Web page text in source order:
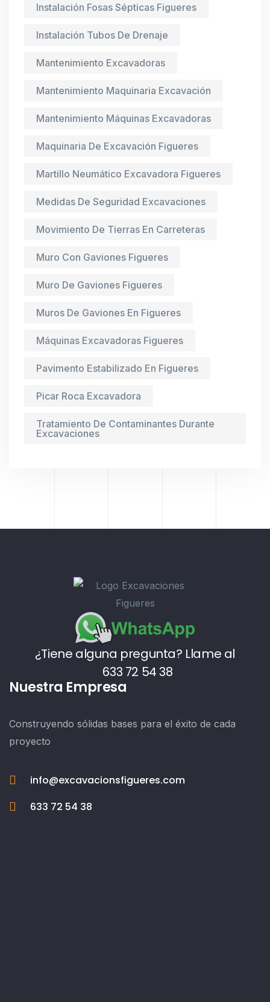
Instalación Fosas Sépticas Figueres
Instalación Tubos De Drenaje
Mantenimiento Excavadoras
Mantenimiento Maquinaria Excavación
Mantenimiento Máquinas Excavadoras
Maquinaria De Excavación Figueres
Martillo Neumático Excavadora Figueres
Medidas De Seguridad Excavaciones
Movimiento De Tierras En Carreteras
Muro Con Gaviones Figueres
Muro De Gaviones Figueres
Muros De Gaviones En Figueres
Máquinas Excavadoras Figueres
Pavimento Estabilizado En Figueres
Picar Roca Excavadora
Tratamiento De Contaminantes Durante
Excavaciones
¿Tiene alguna pregunta? Llame al
633 72 54 38
Nuestra Empresa
Construyendo sólidas bases para el éxito de cada
proyecto
info@excavacionsfigueres.com
633 72 54 38